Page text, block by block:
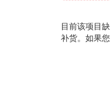
目前该项目
补货。如果